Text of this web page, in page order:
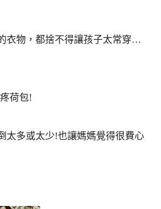
衣物，都捨不得讓孩子太常穿…
荷包!
太多或太少!也讓媽媽覺得很費心